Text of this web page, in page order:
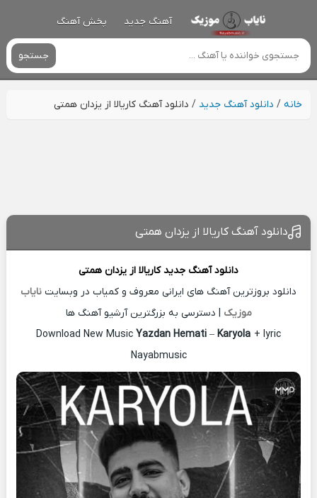
آهنگ جدید پخش آهنگ
جستجو
خانه/ دانلود آهنگ جدید / دانلود آهنگ کاریالا از یزدان همتی
دانلود آهنگ کاریالا از یزدان همتی
دانلود آهنگ جدیدکاریالا از یزدان همتی
دانلود بروزترین آهنگ های ایرانی معروف و کمیاب در وبسایت نایاب
موزیک | دسترسی به بزرگترین آرشیو آهنگ ها
Download New Music Yazdan Hemati – Karyola + lyric
Nayabmusic